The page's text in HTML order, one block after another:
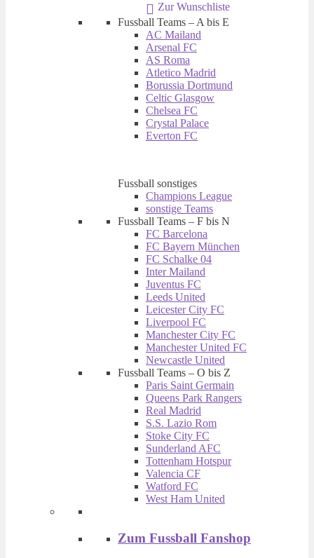
€ 24,99
weist
mehrere
Varianten
auf.
Die
Optionen
können
auf
der
Produktseite
gewählt
Zur Wunschliste
Fussball Teams – A bis E
AC Mailand
Arsenal FC
AS Roma
Atletico Madrid
Borussia Dortmund
Celtic Glasgow
Chelsea FC
Crystal Palace
Everton FC
Fussball sonstiges
Champions League
sonstige Teams
Fussball Teams – F bis N
FC Barcelona
FC Bayern München
FC Schalke 04
Inter Mailand
Juventus FC
Leeds United
Leicester City FC
Liverpool FC
Manchester City FC
Manchester United FC
Newcastle United
Fussball Teams – O bis Z
Paris Saint Germain
Queens Park Rangers
Real Madrid
S.S. Lazio Rom
Stoke City FC
Sunderland AFC
Tottenham Hotspur
Valencia CF
Watford FC
West Ham United
Zum Fussball Fanshop